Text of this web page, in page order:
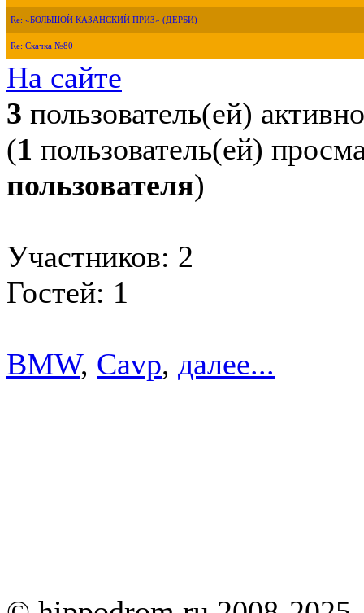
Re: «БОЛЬШОЙ КАЗАНСКИЙ ПРИЗ» (ДЕРБИ)
Re: Скачка №80
На сайте
3 пользователь(ей) активно
(1 пользователь(ей)
пользователя)
Участников: 2
Гостей: 1
BMW, Cavp, далее...